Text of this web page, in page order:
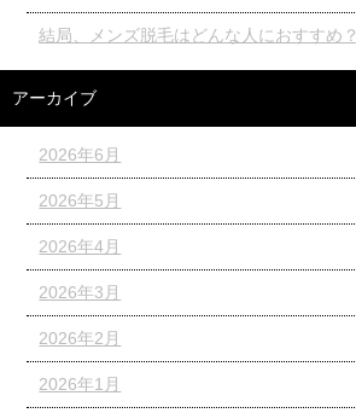
結局、メンズ脱毛はどんな人におすすめ？
アーカイブ
2026年6月
2026年5月
2026年4月
2026年3月
2026年2月
2026年1月